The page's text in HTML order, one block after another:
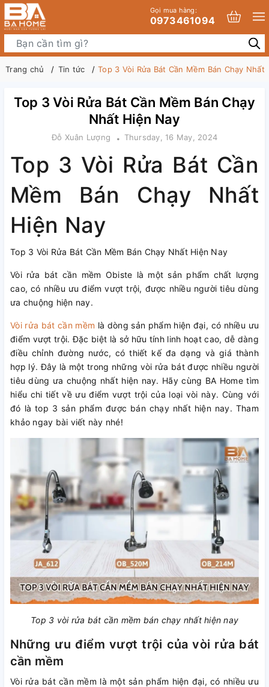
Gọi mua hàng:
0973461094
Trang chủ Tin tức Top 3 Vòi Rửa Bát Cần Mềm Bán Chạy Nhất
Top 3 Vòi Rửa Bát Cần Mềm Bán Chạy
Nhất Hiện Nay
Đỗ Xuân Lượng Thursday, 16 May, 2024
Top 3 Vòi Rửa Bát Cần
Mềm Bán Chạy Nhất
Hiện Nay
Top 3 Vòi Rửa Bát Cần Mềm Bán Chạy Nhất Hiện Nay
Vòi rửa bát cần mềm Obiste là một sản phẩm chất lượng
cao, có nhiều ưu điểm vượt trội, được nhiều người tiêu dùng
ưa chuộng hiện nay.
Vòi rửa bát cần mềm là dòng sản phẩm hiện đại, có nhiều ưu
điểm vượt trội. Đặc biệt là sở hữu tính linh hoạt cao, dễ dàng
điều chỉnh đường nước, có thiết kế đa dạng và giá thành
hợp lý. Đây là một trong những vòi rửa bát được nhiều người
tiêu dùng ưa chuộng nhất hiện nay. Hãy cùng BA Home tìm
hiểu chi tiết về ưu điểm vượt trội của loại vòi này. Cùng với
đó là top 3 sản phẩm được bán chạy nhất hiện nay. Tham
khảo ngay bài viết này nhé!
Top 3 vòi rửa bát cần mềm bán chạy nhất hiện nay
Những ưu điểm vượt trội của vòi rửa bát
cần mềm
Vòi rửa bát cần mềm là một sản phẩm hiện đại, có nhiều ưu